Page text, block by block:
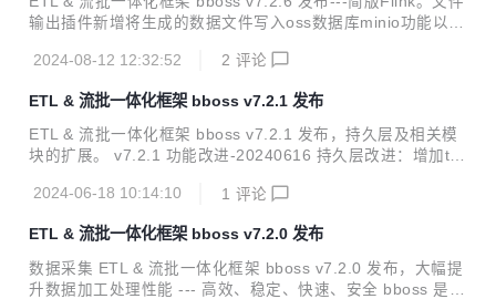
调用，提供相应的测试用例CustormInitAndBoot1 基础框架改
输出插件新增将生成的数据文件写入oss数据库minio功能以及
Postgresql分页查询失败问题 功能改进：将框架中部分缓存功
存在多线程安全隐患 文件输出插件改进：增加将文件写入oss
数据库minio功能，使用案例：抽取Elasticsearch数据生成文
件，并写入oss数据库minio 问题修复：修复大数据量excel文
2024-08-12 12:32:52 2 评论
ETL & 流批一体化框架 bboss v7.2.1 发布
ETL & 流批一体化框架 bboss v7.2.1 发布，持久层及相关模
块的扩展。 v7.2.1 功能改进-20240616 持久层改进：增加td
log日志 数据库输入、输出插件改进：增加直接引用第三方Da
出插件直接引用第三方Datasource功能 使用案例 https://esd
oc.bbossgroups.com/#/bboss-datasyn-demo 数据采集&流
批一体化处理使用指南 https://esdoc.bbossgroups.com/...
2024-06-18 10:14:10 1 评论
ETL & 流批一体化框架 bboss v7.2.0 发布
数据采集 ETL & 流批一体化框架 bboss v7.2.0 发布，大幅提
升数据加工处理性能 --- 高效、稳定、快速、安全 bboss 是一